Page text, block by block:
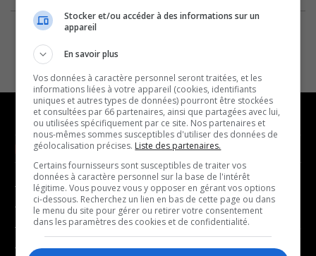
NOUVELLES
- Affaires municipales
- Communauté / Social
- Culture
- Économie
MUSIQUE
- Décompte franco
- Joué récemment
BALADOS
Stocker et/ou accéder à des informations sur un
appareil
En savoir plus
Vos données à caractère personnel seront traitées, et les
informations liées à votre appareil (cookies, identifiants
uniques et autres types de données) pourront être stockées
et consultées par 66 partenaires, ainsi que partagées avec lui,
ou utilisées spécifiquement par ce site. Nos partenaires et
nous-mêmes sommes susceptibles d'utiliser des données de
géolocalisation précises. Liste des partenaires.
Certains fournisseurs sont susceptibles de traiter vos
données à caractère personnel sur la base de l'intérêt
légitime. Vous pouvez vous y opposer en gérant vos options
ci-dessous. Recherchez un lien en bas de cette page ou dans
le menu du site pour gérer ou retirer votre consentement
dans les paramètres des cookies et de confidentialité.